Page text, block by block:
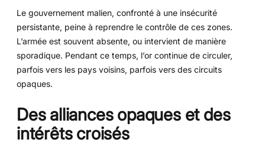
Le gouvernement malien, confronté à une insécurité
persistante, peine à reprendre le contrôle de ces zones.
L’armée est souvent absente, ou intervient de manière
sporadique. Pendant ce temps, l’or continue de circuler,
parfois vers les pays voisins, parfois vers des circuits
opaques.
Des alliances opaques et des
intérêts croisés